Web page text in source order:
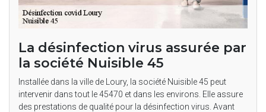
La désinfection virus assurée par
la société Nuisible 45
Installée dans la ville de Loury, la société Nuisible 45 peut
intervenir dans tout le 45470 et dans les environs. Elle assure
des prestations de qualité pour la désinfection virus. Avant